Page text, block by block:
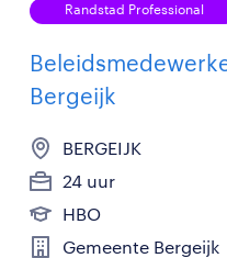
Randstad Professional
Bergeijk
BERGEIJK
24 uur
HBO
Gemeente Bergeijk